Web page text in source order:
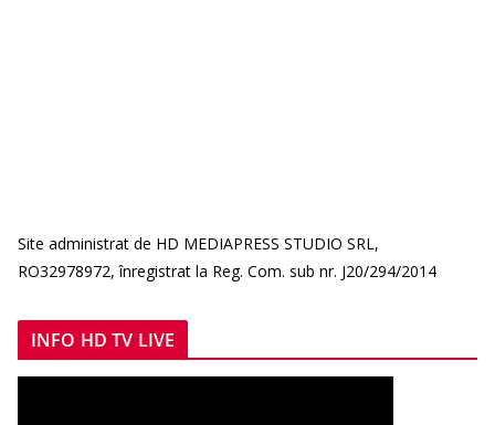
Site administrat de HD MEDIAPRESS STUDIO SRL,
RO32978972, înregistrat la Reg. Com. sub nr. J20/294/2014
INFO HD TV LIVE